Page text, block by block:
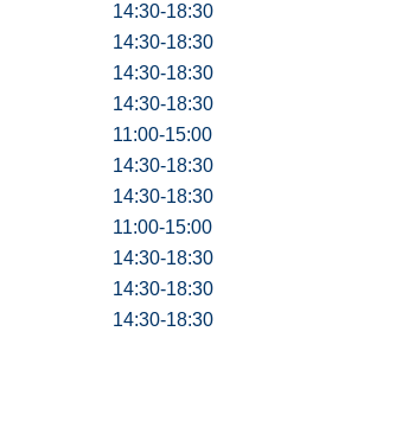
14:30-18:30
14:30-18:30
14:30-18:30
14:30-18:30
11:00-15:00
14:30-18:30
14:30-18:30
11:00-15:00
14:30-18:30
14:30-18:30
14:30-18:30